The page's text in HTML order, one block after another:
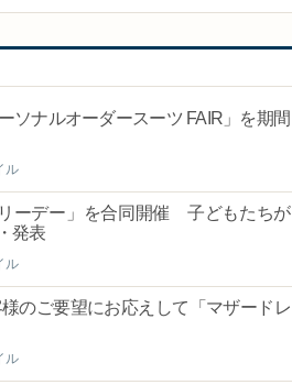
ナルオーダースーツ FAIR」を期間
ル
ーデー」を合同開催 子どもたちが
発表
ル
のご要望にお応えして「マザードレ
ル